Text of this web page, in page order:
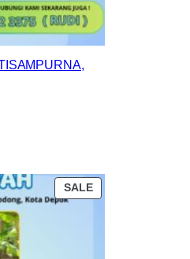
SALEPRODUCT
ON